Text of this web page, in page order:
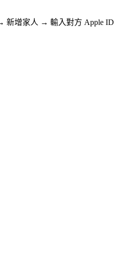
增家人 → 輸入對方 Apple ID